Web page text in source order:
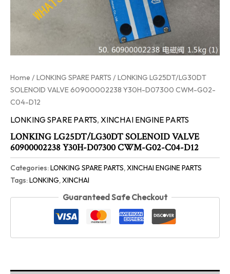
Home /LONKING SPARE PARTS / LONKING LG25DT/LG30DT
SOLENOID VALVE 60900002238 Y30H-D07300 CWM-G02-
C04-D12
LONKING SPARE PARTS, XINCHAI ENGINE PARTS
LONKING LG25DT/LG30DT SOLENOID VALVE
60900002238 Y30H-D07300 CWM-G02-C04-D12
Categories:LONKING SPARE PARTS,XINCHAI ENGINE PARTS
Tags:LONKING,XINCHAI
Guaranteed Safe Checkout